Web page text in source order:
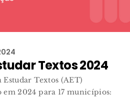
Textos 2024
Textos (AET)
em 2024 para 17 municípios: